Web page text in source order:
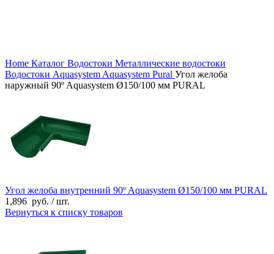
Home Каталог Водостоки Металлические водостоки
Водостоки Aquasystem Aquasystem Pural Угол желоба
наружный 90º Aquasystem Ø150/100 мм PURAL
Угол желоба внутренний 90º Aquasystem Ø150/100 мм PURAL
1,896 руб. / шт.
Вернуться к списку товаров